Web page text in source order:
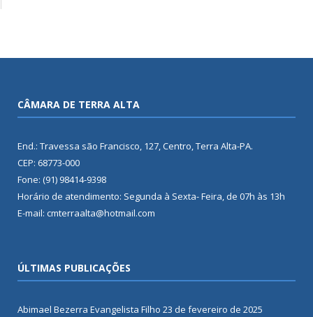
CÂMARA DE TERRA ALTA
End.: Travessa são Francisco, 127, Centro, Terra Alta-PA.
CEP: 68773-000
Fone: (91) 98414-9398
Horário de atendimento: Segunda à Sexta- Feira, de 07h às 13h
E-mail: cmterraalta@hotmail.com
ÚLTIMAS PUBLICAÇÕES
Abimael Bezerra Evangelista Filho 23 de fevereiro de 2025